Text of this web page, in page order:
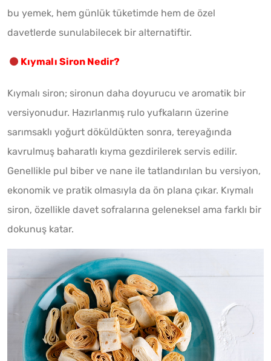
bu yemek, hem günlük tüketimde hem de özel
davetlerde sunulabilecek bir alternatiftir.
Kıymalı Siron Nedir?
Kıymalı siron; sironun daha doyurucu ve aromatik bir
versiyonudur. Hazırlanmış rulo yufkaların üzerine
sarımsaklı yoğurt döküldükten sonra, tereyağında
kavrulmuş baharatlı kıyma gezdirilerek servis edilir.
Genellikle pul biber ve nane ile tatlandırılan bu versiyon,
ekonomik ve pratik olmasıyla da ön plana çıkar. Kıymalı
siron, özellikle davet sofralarına geleneksel ama farklı bir
dokunuş katar.